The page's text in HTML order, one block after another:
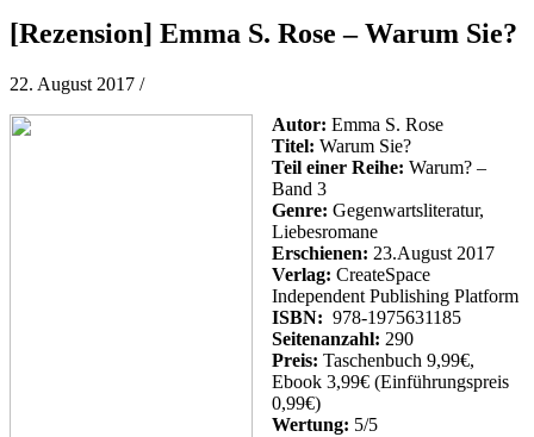
[Rezension] Emma S. Rose – Warum Sie?
22. August 2017 /
Autor: Emma S. Rose
Titel: Warum Sie?
Teil einer Reihe: Warum? –
Band 3
Genre: Gegenwartsliteratur,
Liebesromane
Erschienen: 23.August 2017
Verlag: CreateSpace
Independent Publishing Platform
ISBN: 978-1975631185
Seitenanzahl: 290
Preis: Taschenbuch 9,99€,
Ebook 3,99€ (Einführungspreis
0,99€)
Wertung: 5/5